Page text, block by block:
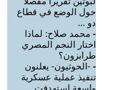
حول الوضع في قطاع
دو ...
- محمد صلاح: لماذا
اختار النجم المصري
طرابزون؟
- -الحوثيون- يعلنون
تنفيذ عملية عسكرية
واسعة استهدفت